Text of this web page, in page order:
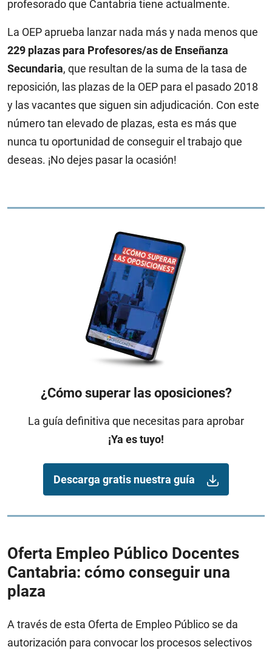
profesorado que Cantabria tiene actualmente.
La OEP aprueba lanzar nada más y nada menos que
229 plazas para Profesores/as de Enseñanza
Secundaria, que resultan de la suma de la tasa de
reposición, las plazas de la OEP para el pasado 2018
y las vacantes que siguen sin adjudicación. Con este
número tan elevado de plazas, esta es más que
nunca tu oportunidad de conseguir el trabajo que
deseas. ¡No dejes pasar la ocasión!
¿Cómo superar las oposiciones?
La guía definitiva que necesitas para aprobar
¡Ya es tuyo!
Descarga gratis nuestra guía
Oferta Empleo Público Docentes
Cantabria: cómo conseguir una
plaza
A través de esta Oferta de Empleo Público se da
autorización para convocar los procesos selectivos